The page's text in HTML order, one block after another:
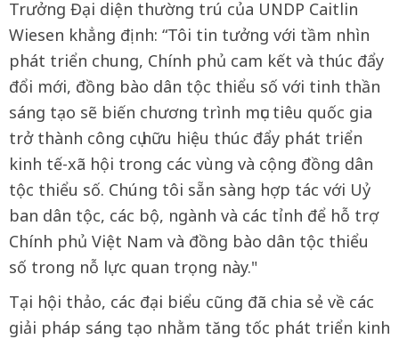
Trưởng Đại diện thường trú của UNDP Caitlin
Wiesen khẳng định: “Tôi tin tưởng với tầm nhìn
phát triển chung, Chính phủ cam kết và thúc đẩy
đổi mới, đồng bào dân tộc thiểu số với tinh thần
sáng tạo sẽ biến chương trình mục tiêu quốc gia
trở thành công cụ hữu hiệu thúc đẩy phát triển
kinh tế-xã hội trong các vùng và cộng đồng dân
tộc thiểu số. Chúng tôi sẵn sàng hợp tác với Uỷ
ban dân tộc, các bộ, ngành và các tỉnh để hỗ trợ
Chính phủ Việt Nam và đồng bào dân tộc thiểu
số trong nỗ lực quan trọng này."
Tại hội thảo, các đại biểu cũng đã chia sẻ về các
giải pháp sáng tạo nhằm tăng tốc phát triển kinh